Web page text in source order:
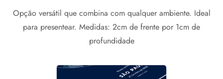
Opção versátil que combina com qualquer ambiente. Ideal
para presentear. Medidas: 2cm de frente por 1cm de
profundidade